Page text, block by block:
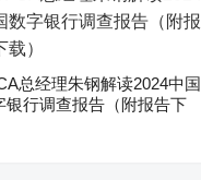
总经理朱钢解读2024中国
银行调查报告（附报告下